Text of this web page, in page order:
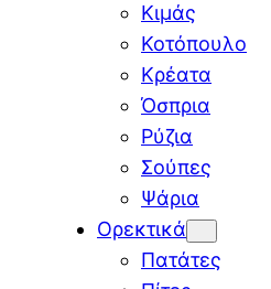
Κιμάς
Κοτόπουλο
Κρέατα
Όσπρια
Ρύζια
Σούπες
Ψάρια
Ορεκτικά
Πατάτες